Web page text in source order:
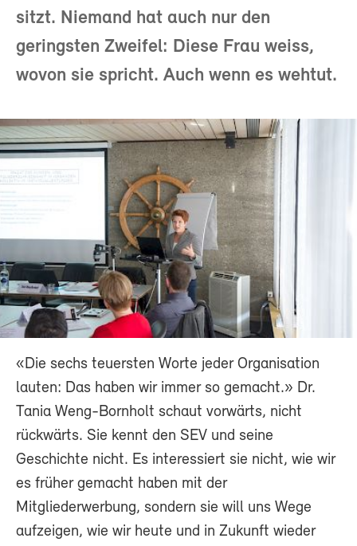
sitzt. Niemand hat auch nur den
geringsten Zweifel: Diese Frau weiss,
wovon sie spricht. Auch wenn es wehtut.
«Die sechs teuersten Worte jeder Organisation
lauten: Das haben wir immer so gemacht.» Dr.
Tania Weng-Bornholt schaut vorwärts, nicht
rückwärts. Sie kennt den SEV und seine
Geschichte nicht. Es interessiert sie nicht, wie wir
es früher gemacht haben mit der
Mitgliederwerbung, sondern sie will uns Wege
aufzeigen, wie wir heute und in Zukunft wieder